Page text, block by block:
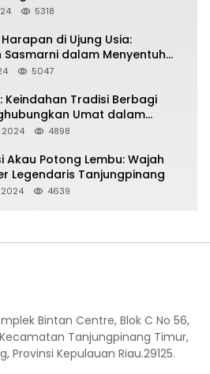
5318
di Ujung Usia:
Sasmarni dalam Menyentuh
5047
Keindahan Tradisi Berbagi
Umat dalam
dan Kebersamaan dalam
2024 4898
Akau Potong Lembu: Wajah
Legendaris Tanjungpinang
2024 4639
Bintan Centre, Blok C No 56,
Tanjungpinang Timur,
Provinsi Kepulauan Riau.29125.